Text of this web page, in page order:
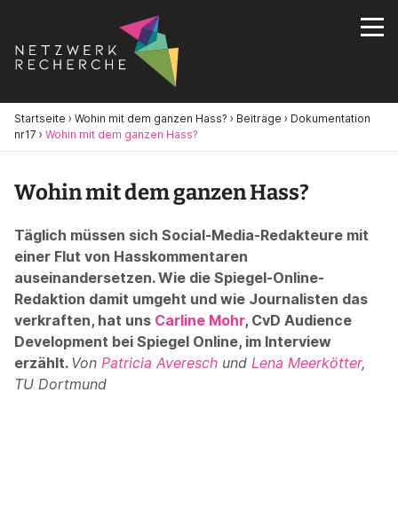
Startseite › Wohin mit dem ganzen Hass? › Beiträge › Dokumentation
nr17 › Wohin mit dem ganzen Hass?
Wohin mit dem ganzen Hass?
Täglich müssen sich Social-Media-Redakteure mit
einer Flut von Hasskommentaren
auseinandersetzen. Wie die Spiegel-Online-
Redaktion damit umgeht und wie Journalisten das
verkraften, hat uns Carline Mohr, CvD Audience
Development bei Spiegel Online, im Interview
erzählt. Von Patricia Averesch und Lena Meerkötter,
TU Dortmund